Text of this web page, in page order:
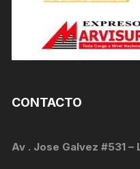
CONTACTO
Av . Jose Galvez #531 –